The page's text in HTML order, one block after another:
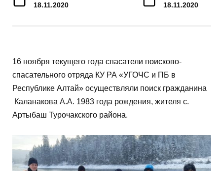
18.11.2020 18.11.2020
16 ноября текущего года спасатели поисково-
спасательного отряда КУ РА «УГОЧС и ПБ в
Республике Алтай» осуществляли поиск гражданина
Каланакова А.А. 1983 года рождения, жителя с.
Артыбаш Турочакского района.